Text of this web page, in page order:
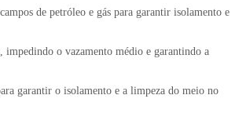
de petróleo e gás para garantir isolamento e
impedindo o vazamento médio e garantindo a
garantir o isolamento e a limpeza do meio no